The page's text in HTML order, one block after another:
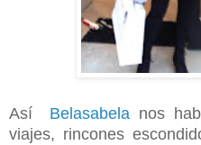
Así Belasabela nos
viajes, rincones